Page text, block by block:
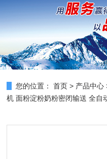
您的位置： 首页 > 产品中心
机 面粉淀粉奶粉密闭输送 全自